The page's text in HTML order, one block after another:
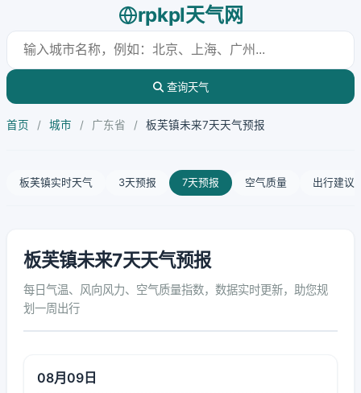
rpkpl天气网
查询天气
首页 / 城市 / 广东省 / 板芙镇未来7天天气预报
板芙镇实时天气 3天预报 7天预报 空气质量 出行建议
板芙镇未来7天天气预报
每日气温、风向风力、空气质量指数，数据实时更新，助您规
划一周出行
08月09日